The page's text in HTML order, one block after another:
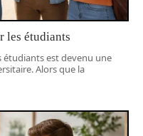
les étudiants
étudiants est devenu une
Alors que la